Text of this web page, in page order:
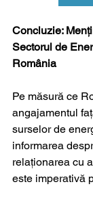
Concluzie:
Sectorul de
România
Pe măsură ce
angajamentul
surselor de
informarea
relaționarea cu
este imperativă